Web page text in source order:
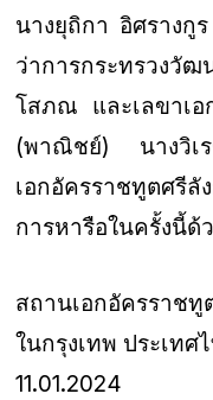
นางยุถิกา อิศรางกู
ว่าการกระทรวงวั
โสภณ และเลขาเ
(พาณิชย์) นางวิเ
เอกอัครราชทูตศรีลั
การหารือในครั้งนี้ด้
สถานเอกอัครราชทู
ในกรุงเทพ ประเทศ
11.01.2024